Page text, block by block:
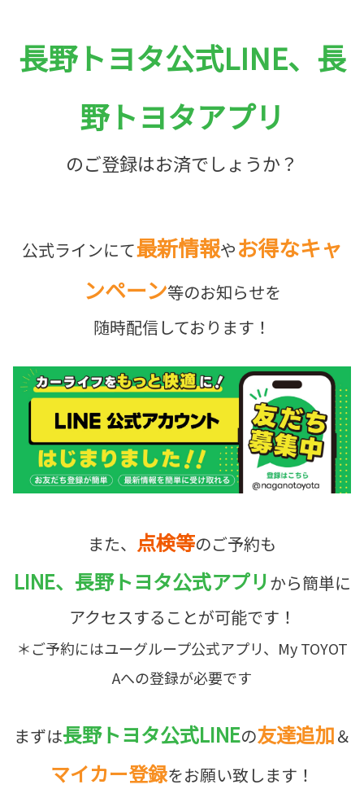
長野トヨタ公式LINE、長
野トヨタアプリ
のご登録はお済でしょうか？
公式ラインにて最新情報やお得なキャ
ンペーン等のお知らせを
随時配信しております！
また、 点検等のご予約も
LINE、長野トヨタ公式アプリから簡単に
アクセスすることが可能です！
＊ご予約にはユーグループ公式アプリ、My TOYOT
Aへの登録が必要です
まずは長野トヨタ公式LINEの友達追加＆
マイカー登録をお願い致します！